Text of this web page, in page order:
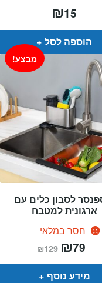
₪15
הוספה לסל
לסבון כלים עם
ארגונית למטבח
חסר במלאי
מבצע!
₪129 המחיר
המקורי
היה:
₪129.
₪79
מידע נוסף